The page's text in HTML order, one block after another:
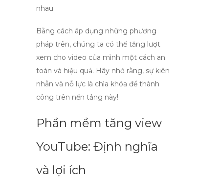
nhau.
Bằng cách áp dụng những phương
pháp trên, chúng ta có thể tăng lượt
xem cho video của mình một cách an
toàn và hiệu quả. Hãy nhớ rằng, sự kiên
nhẫn và nỗ lực là chìa khóa để thành
công trên nền tảng này!
Phần mềm tăng view
YouTube: Định nghĩa
và lợi ích